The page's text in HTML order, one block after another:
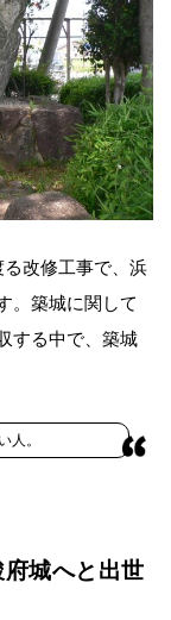
改修工事で、浜
。築城に関して
する中で、築城
人。
城へと出世